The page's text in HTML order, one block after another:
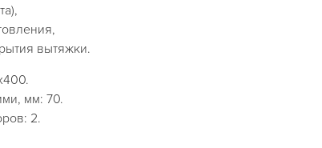
вытяжки.
мм: 70.
2.